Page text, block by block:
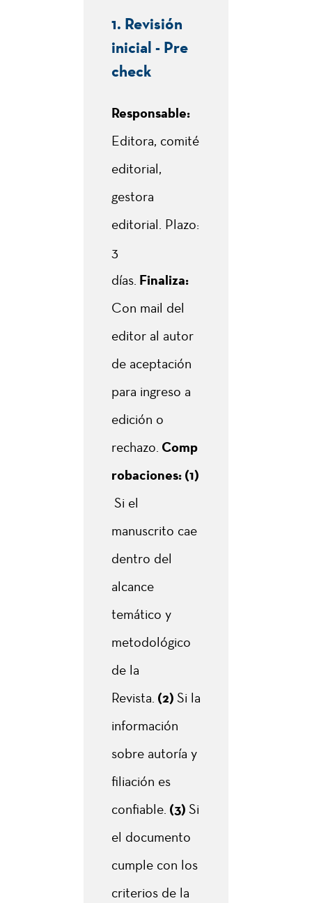
1. Revisión
inicial - Pre
check
Responsable:
Editora, comité
editorial,
gestora
editorial. Plazo:
3
días. Finaliza:
Con mail del
editor al autor
de aceptación
para ingreso a
edición o
rechazo. Comp
robaciones: (1)
Si el
manuscrito cae
dentro del
alcance
temático y
metodológico
de la
Revista. (2) Si la
información
sobre autoría y
filiación es
confiable. (3) Si
el documento
cumple con los
criterios de la